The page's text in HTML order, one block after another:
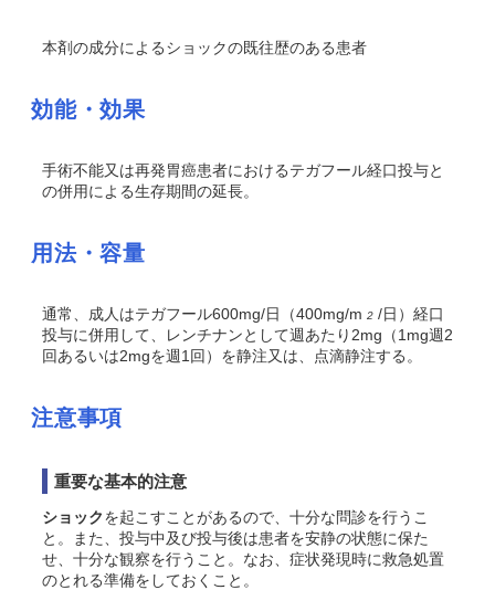
本剤の成分によるショックの既往歴のある患者
効能・効果
手術不能又は再発胃癌患者におけるテガフール経口投与と
の併用による生存期間の延長。
用法・容量
通常、成人はテガフール600mg/日（400mg/m 2 /日）経口
投与に併用して、レンチナンとして週あたり2mg（1mg週2
回あるいは2mgを週1回）を静注又は、点滴静注する。
注意事項
重要な基本的注意
ショックを起こすことがあるので、十分な問診を行うこ
と。また、投与中及び投与後は患者を安静の状態に保た
せ、十分な観察を行うこと。なお、症状発現時に救急処置
のとれる準備をしておくこと。